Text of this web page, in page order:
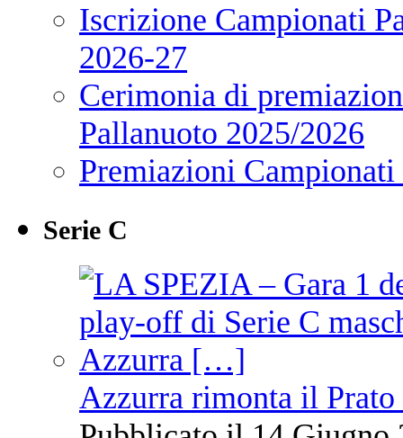
Iscrizione Campionati
2026-27
Cerimonia di
Pallanuoto 2025/2026
Premiazioni
Serie C
Azzurra rimonta il Prato